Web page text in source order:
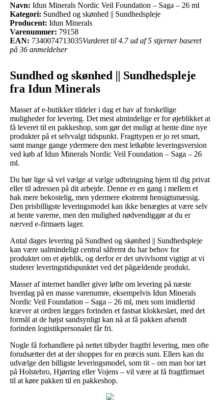
Navn: Idun Minerals Nordic Veil Foundation – Saga – 26 ml
Kategori: Sundhed og skønhed || Sundhedspleje
Producent: Idun Minerals
Varenummer: 79158
EAN: 7340074713035Vurderet til 4.7 ud af 5 stjerner baseret
på 36 anmeldelser
Sundhed og skønhed || Sundhedspleje
fra Idun Minerals
Masser af e-butikker tildeler i dag et hav af forskellige
muligheder for levering. Det mest almindelige er for øjeblikket at
få leveret til en pakkeshop, som gør det muligt at hente dine nye
produkter på et selvvalgt tidspunkt. Fragttypen er jo ret smart,
samt mange gange ydermere den mest letkøbte leveringsversion
ved køb af Idun Minerals Nordic Veil Foundation – Saga – 26
ml.
Du bør lige så vel vælge at vælge udbringning hjem til dig privat
eller til adressen på dit arbejde. Denne er en gang i mellem et
hak mere bekostelig, men ydermere ekstremt hensigtsmæssig.
Den prisbilligste leveringsmodel kan ikke benægtes at være selv
at hente varerne, men den mulighed nødvendiggør at du er
nærved e-firmaets lager.
Antal dages levering på Sundhed og skønhed || Sundhedspleje
kan være ualmindeligt central såfremt du har behov for
produktet om et øjeblik, og derfor er det utvivlsomt vigtigt at vi
studerer leveringstidspunktet ved det pågældende produkt.
Masser af internet handler giver løfte om levering på næste
hverdag på en masse varenumre, eksempelvis Idun Minerals
Nordic Veil Foundation – Saga – 26 ml, men som imidlertid
kræver at ordren lægges forinden et fastsat klokkeslæt, med det
formål at de højst sandsynligt kan nå at få pakken afsendt
forinden logistikpersonalet får fri.
Nogle få forhandlere på nettet tilbyder fragtfri levering, men ofte
forudsætter det at der shoppes for en præcis sum. Ellers kan du
udvælge den billigste leveringsmodel, som tit – om man bor tæt
på Holstebro, Hjørring eller Vojens – vil være at få fragtfirmaet
til at køre pakken til en pakkeshop.